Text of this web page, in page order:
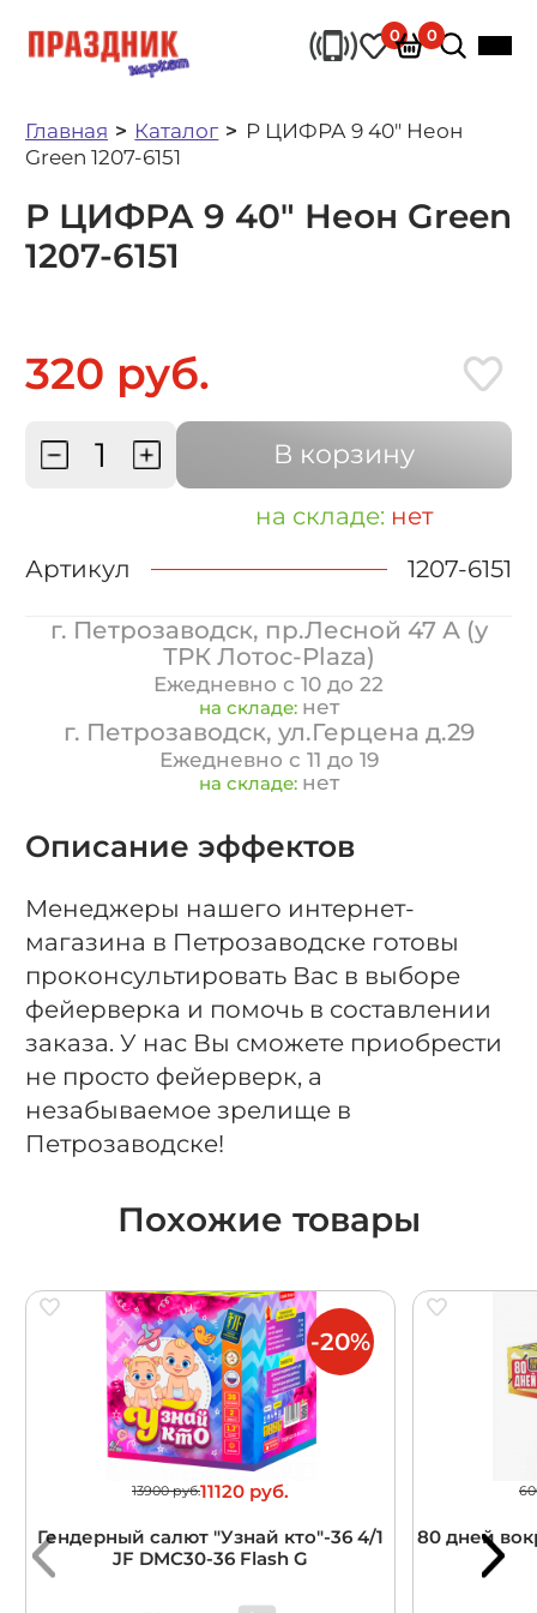
0 0
Главная Каталог
Р ЦИФРА 9 40" Неон
Green 1207-6151
Р ЦИФРА 9 40" Неон Green
1207-6151
320 руб.
В корзину
на складе: нет
Артикул
1207-6151
г. Петрозаводск, пр.Лесной 47 А (у
ТРК Лотос-Plaza)
Ежедневно с 10 до 22
на складе: нет
г. Петрозаводск, ул.Герцена д.29
Ежедневно с 11 до 19
на складе: нет
Описание эффектов
Менеджеры нашего интернет-
магазина в Петрозаводске готовы
проконсультировать Вас в выборе
фейерверка и помочь в составлении
заказа. У нас Вы сможете приобрести
не просто фейерверк, а
незабываемое зрелище в
Петрозаводске!
Похожие товары
13900 руб.11120 руб.
Гендерный салют "Узнай кто"-36 4/1
JF DMC30-36 Flash G
-20%
80 дней